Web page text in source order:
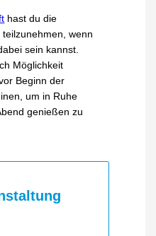
hast du die
wenn
sein kannst.
Möglichkeit
Beginn der
um in Ruhe
genießen zu